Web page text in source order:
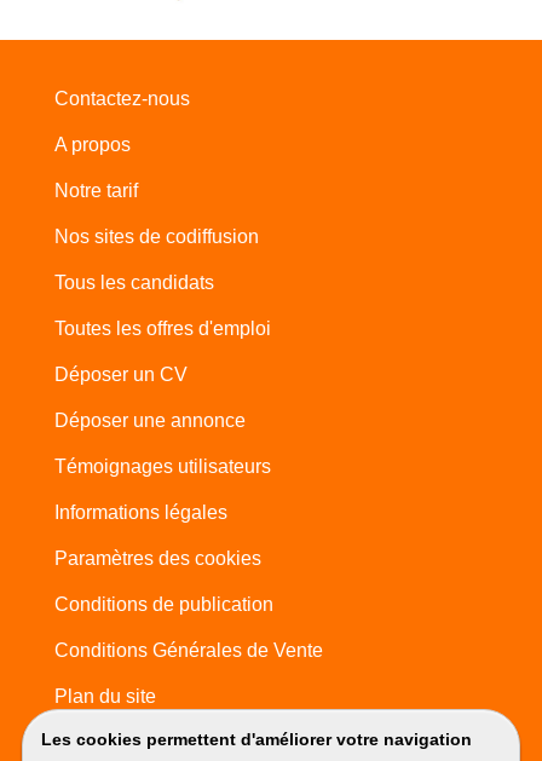
Les cookies permettent d'améliorer votre navigation
Contactez-nous
A propos
Notre tarif
Nos sites de codiffusion
Tous les candidats
Toutes les offres d'emploi
Déposer un CV
Déposer une annonce
Témoignages utilisateurs
Informations légales
Paramètres des cookies
Conditions de publication
Conditions Générales de Vente
Plan du site